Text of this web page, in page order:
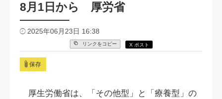
8月1日から 厚労省
2025年06月23日 16:38
リンクをコピー X ポスト
保存
厚生労働省は、「その他型」と「療養型」の